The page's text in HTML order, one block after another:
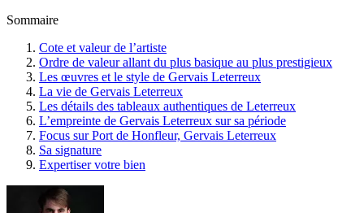
Sommaire
Cote et valeur de l’artiste
Ordre de valeur allant du plus basique au plus prestigieux
Les œuvres et le style de Gervais Leterreux
La vie de Gervais Leterreux
Les détails des tableaux authentiques de Leterreux
L’empreinte de Gervais Leterreux sur sa période
Focus sur Port de Honfleur, Gervais Leterreux
Sa signature
Expertiser votre bien